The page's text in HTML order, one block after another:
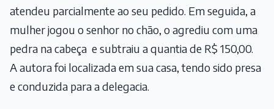
atendeu parcialmente ao seu pedido. Em seguida, a
mulher jogou o senhor no chão, o agrediu com uma
pedra na cabeça e subtraiu a quantia de R$ 150,00.
A autora foi localizada em sua casa, tendo sido presa
e conduzida para a delegacia.